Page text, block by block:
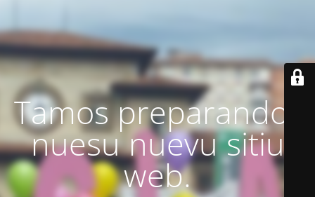
Tamos preparando'l
nuesu nuevu sitiu
web.